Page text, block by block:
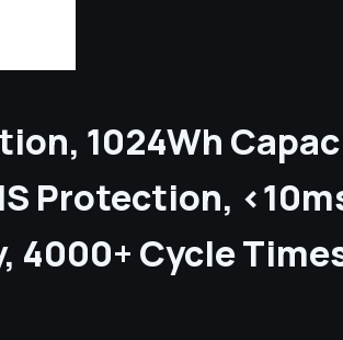
1024Wh
Protection,
4000+ Cycle